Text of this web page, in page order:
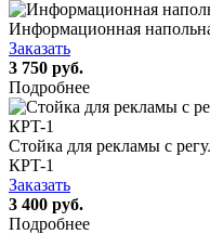
Информационная
Заказать
3 750 руб.
Подробнее
Стойка для рекламы с
КРT-1
Заказать
3 400 руб.
Подробнее